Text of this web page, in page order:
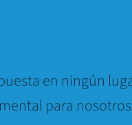
en ningún
para